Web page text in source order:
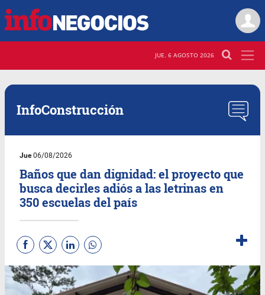
JUE. 6 AGOSTO 2026
InfoConstrucción
Jue06/08/2026
Baños que dan dignidad: el proyecto que
busca decirles adiós a las letrinas en
350 escuelas del país